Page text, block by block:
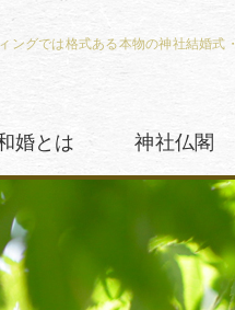
ングでは格式ある本物の神社結婚式
婚とは 神社仏閣